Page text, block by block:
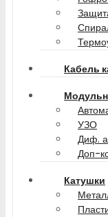
Кабель
УЗО
Диф.
Доп-
Катушки